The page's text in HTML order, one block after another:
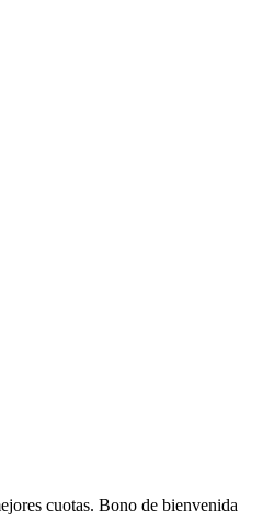
cuotas. Bono de bienvenida